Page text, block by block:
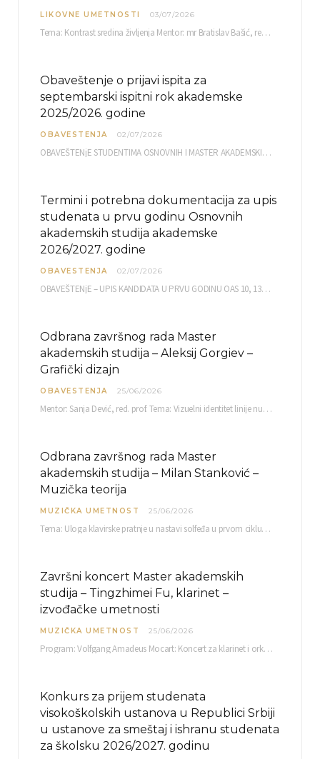
LIKOVNE UMETNOSTI 03/07/2026
Tema: Kontrast sredina življenja Mentor: mr Bratislav Bašić, redovni profesor Sreda, 08.07.2026. u…
Obaveštenje o prijavi ispita za
septembarski ispitni rok akademske
2025/2026. godine
OBAVESTENJA 02/07/2026
OBAVEŠTENjE STUDENTIMA OSNOVNIH I MASTER AKADEMSKIH STUDIJA ELEKTRONSKA PRIJAVA ISPITA za septembarski ispitni rok za…
Termini i potrebna dokumentacija za upis
studenata u prvu godinu Osnovnih
akademskih studija akademske
2026/2027. godine
OBAVESTENJA 02/07/2026
OBAVEŠTENjE – UPIS KANDIDATA U PRVU GODINU OAS 10, 13, 14, 15. i…
Odbrana završnog rada Master
akademskih studija – Aleksij Gorgiev –
Grafički dizajn
OBAVESTENJA 25/06/2026
Mentor: Sanja Dević, red. prof. Tema: Vizuelni identitet linije nutricionističkih proizvoda Vita+: Od ambalaže do multimedijalne komunikacije Petak, 03. 07.…
Odbrana završnog rada Master
akademskih studija – Milan Stanković –
Muzička teorija
MUZIČKA UMETNOST 25/06/2026
Tema: Uloga klavirske pratnje u nastavi solfeđa u prvom ciklusu osnovne muzičke škole Mentor…
Završni koncert Master akademskih
studija – Tingzhimei Fu, klarinet –
izvođačke umetnosti
MUZIČKA UMETNOST 25/06/2026
Program: Volfgang Amadeus Mocart: Koncert za klarinet i orkestar, A-dur Mentor Miloš Mijatović, redovni profesor…
Konkurs za prijem studenata
visokoškolskih ustanova u Republici Srbiji
u ustanove za smeštaj i ishranu studenata
za školsku 2026/2027. godinu